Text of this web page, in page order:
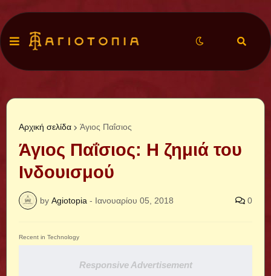
Αρχική σελίδα Άγιος Παΐσιος
Άγιος Παΐσιος: Η ζημιά του
Ινδουισμού
by Agiotopia - Ιανουαρίου 05, 2018 0
Recent in Technology
Responsive Advertisement